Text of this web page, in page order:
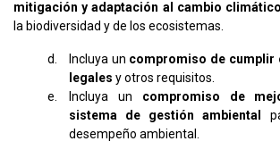
mitigación y adaptación al cambio climático
la biodiversidad y de los ecosistemas.
Incluya un compromiso de cumplir
legales y otros requisitos.
Incluya un compromiso de
sistema de gestión ambiental
desempeño ambiental.